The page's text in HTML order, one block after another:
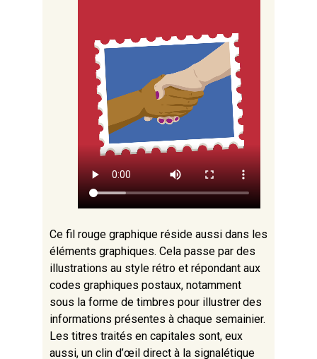
Ce fil rouge graphique réside aussi dans les
éléments graphiques. Cela passe par des
illustrations au style rétro et répondant aux
codes graphiques postaux, notamment
sous la forme de timbres pour illustrer des
informations présentes à chaque semainier.
Les titres traités en capitales sont, eux
aussi, un clin d’œil direct à la signalétique